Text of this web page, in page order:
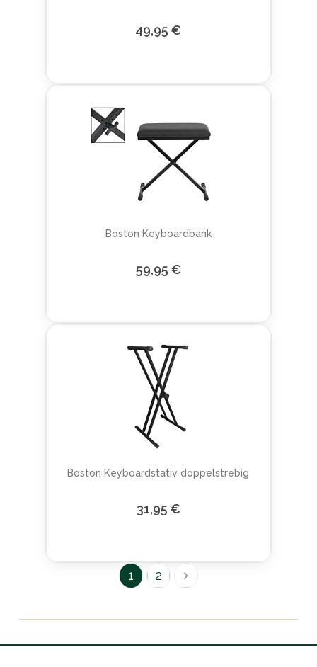
49,95 €
Boston Keyboardbank
59,95 €
Boston Keyboardstativ doppelstrebig
31,95 €
Seite
Sie lesen gerade Seite
1 Seite
2 Seite
Weiter